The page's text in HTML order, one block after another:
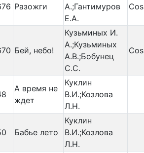
Разожги
А.;Гантимуров
Е.А.
Бей, небо!
Кузьминых И.
А.;Кузьминых
А.В.;Бобунец
С.С.
А время не
ждет
Куклин
В.И.;Козлова
Л.Н.
Бабье лето
Куклин
В.И.;Козлова
Л.Н.